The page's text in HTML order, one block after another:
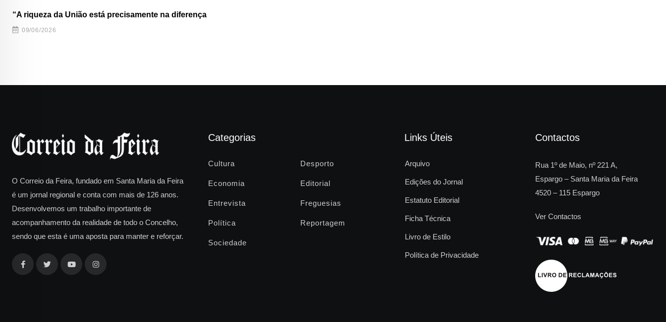
“A riqueza da União está precisamente na diferença
09/06/2026
O Correio da Feira, fundado em Santa Maria da Feira
é um jornal regional e conta com mais de 126 anos.
Desenvolvemos um trabalho importante de
acompanhamento da realidade de todo o Concelho,
sendo que esta é uma aposta para manter e reforçar.
Categorias
Cultura Desporto
Economia Editorial
Entrevista Freguesias
Política Reportagem
Sociedade
Links Úteis
Arquivo
Edições do Jornal
Estatuto Editorial
Ficha Técnica
Livro de Estilo
Política de Privacidade
Contactos
Rua 1º de Maio, nº 221 A,
Espargo – Santa Maria da Feira
4520 – 115 Espargo
Ver Contactos